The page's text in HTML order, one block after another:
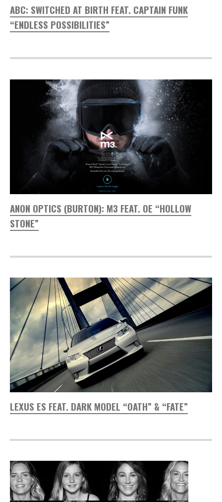
ABC: SWITCHED AT BIRTH FEAT. CAPTAIN FUNK
“ENDLESS POSSIBILITIES”
ANON OPTICS (BURTON): M3 FEAT. OE “HOLLOW
STONE”
LEXUS ES FEAT. DARK MODEL “OATH” & “FATE”